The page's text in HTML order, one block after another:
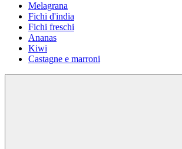
Melagrana
Fichi d'india
Fichi freschi
Ananas
Kiwi
Castagne e marroni